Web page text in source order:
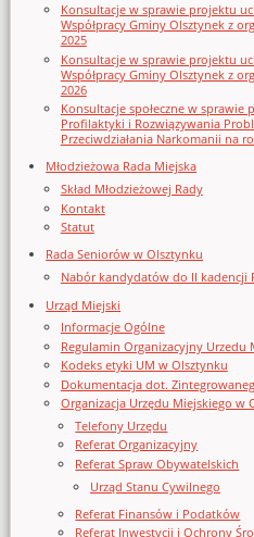
Konsultacje w sprawie projektu
Współpracy Gminy Olsztynek z
2025
Konsultacje w sprawie projektu
Współpracy Gminy Olsztynek z
2026
Konsultacje społeczne w sprawie
Profilaktyki i Rozwiązywania
Przeciwdziałania Narkomanii na
Młodzieżowa Rada Miejska
Skład Młodzieżowej Rady
Kontakt
Statut
Rada Seniorów w Olsztynku
Nabór kandydatów do II kadencji
Urząd Miejski
Informacje Ogólne
Regulamin Organizacyjny Urzedu
Kodeks etyki UM w Olsztynku
Dokumentacja dot.
Organizacja Urzędu Miejskiego w
Telefony Urzędu
Referat Organizacyjny
Referat Spraw Obywatelskich
Urząd Stanu Cywilnego
Referat Finansów i Podatków
Referat Inwestycji i Ochrony